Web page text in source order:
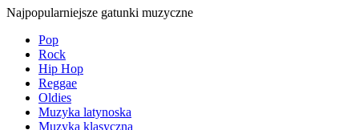
Najpopularniejsze gatunki muzyczne
Pop
Rock
Hip Hop
Reggae
Oldies
Muzyka latynoska
Muzyka klasyczna